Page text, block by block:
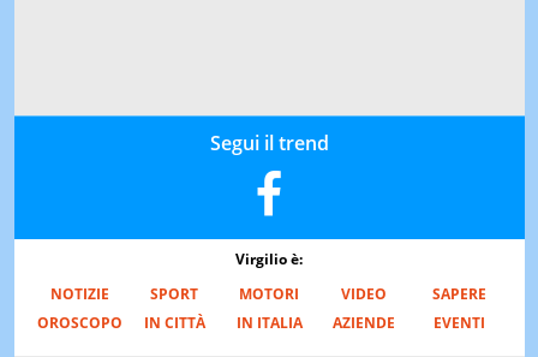
Segui il trend
Virgilio è:
NOTIZIE
SPORT MOTORI VIDEO
SAPERE
OROSCOPO
IN CITTÀ IN ITALIA AZIENDE EVENTI